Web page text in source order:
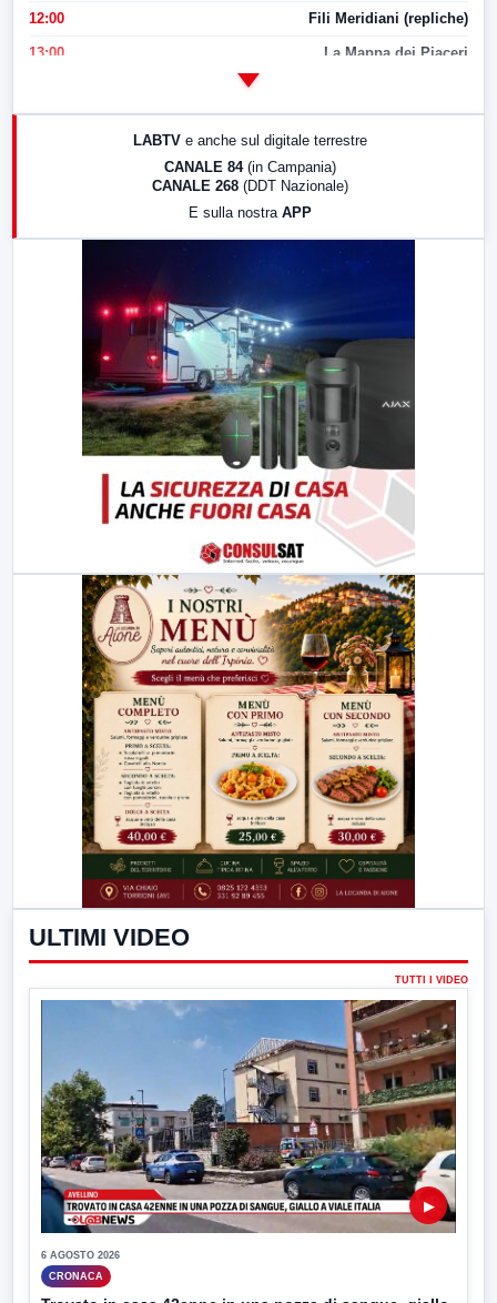
12:00 Fili Meridiani (repliche)
13:00 La Mappa dei Piaceri
17:00 LabNews (replica)
LABTV e anche sul digitale terrestre
CANALE 84 (in Campania)
CANALE 268 (DDT Nazionale)
E sulla nostra APP
ULTIMI VIDEO
TUTTI I VIDEO
▶
6 AGOSTO 2026
CRONACA